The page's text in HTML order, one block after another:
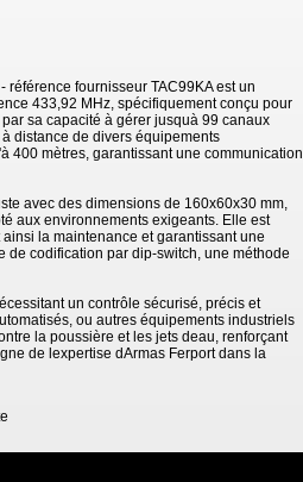
fournisseur TAC99KA est un
433,92 MHz, spécifiquement conçu pour
sa capacité à gérer jusquà 99 canaux
distance de divers équipements
400 mètres, garantissant une communication
avec des dimensions de 160x60x30 mm,
aux environnements exigeants. Elle est
la maintenance et garantissant une
de codification par dip-switch, une méthode
un contrôle sécurisé, précis et
ou autres équipements industriels
la poussière et les jets deau, renforçant
de lexpertise dArmas Ferport dans la